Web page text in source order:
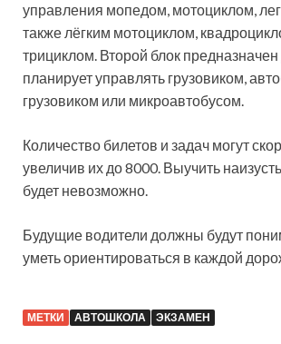
управления мопедом, мотоциклом,
также лёгким мотоциклом,
трициклом. Второй блок предназначен
планирует управлять грузовиком,
грузовиком или микроавтобусом.
Количество билетов и задач могут
увеличив их до 8000. Выучить
будет невозможно.
Будущие водители должны будут
уметь ориентироваться в каждой
МЕТКИ АВТОШКОЛА ЭКЗАМЕН